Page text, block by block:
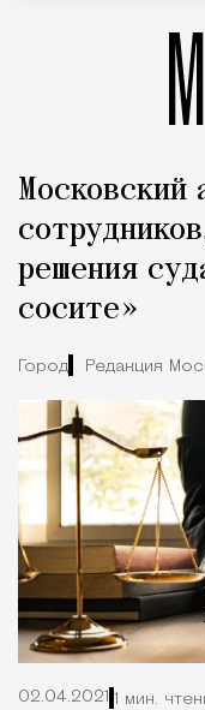
Московский
решения
сосите»
Город Редакция
02.04.2021 1 мин.